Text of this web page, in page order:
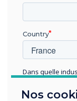
Across
Nos
Country
Dans quelle
Enterprise